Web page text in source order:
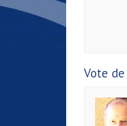
Vote de